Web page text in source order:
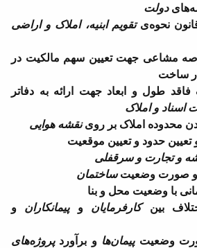
دولت
نحوه‌یتقویم ابنیه، املاک و اراضی
مشاعی جهت تعیین سهم مالکیت در
ساخت
فاقد طول و ابعاد جهت ارائه به دفاتر
اسناد و املاک
محدوده املاک بر روینقشه‌ هوایی
تعیین حدود و تعیین موقعیت
و تجارت و سرقفلی
و صورت وضعیتساختمان
با وضعیت محل و بنا
بینکارفرمایانوپیمانکاران و
وضعیتپیمان‌هاو برآوردپروژه‌های